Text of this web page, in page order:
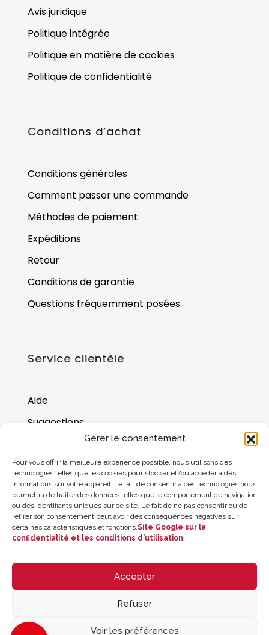
Gérer le consentement
Pour vous offrir la meilleure expérience possible, nous utilisons des
technologies telles que les cookies pour stocker et/ou accéder à des
informations sur votre appareil. Le fait de consentir à ces technologies nous
permettra de traiter des données telles que le comportement de navigation
ou des identifiants uniques sur ce site. Le fait de ne pas consentir ou de
retirer son consentement peut avoir des conséquences négatives sur
certaines caractéristiques et fonctions.Site Google sur la
confidentialité et les conditions d'utilisation.
Accepter
Refuser
Voir les préférences
Avis juridique
Politique intégrée
Politique en matière de cookies
Politique de confidentialité
Conditions d’achat
Conditions générales
Comment passer une commande
Méthodes de paiement
Expéditions
Retour
Conditions de garantie
Questions fréquemment posées
Service clientèle
Aide
Suggestions
Où nous trouver
Solde de la carte cadeau
Todos los derechos reservados